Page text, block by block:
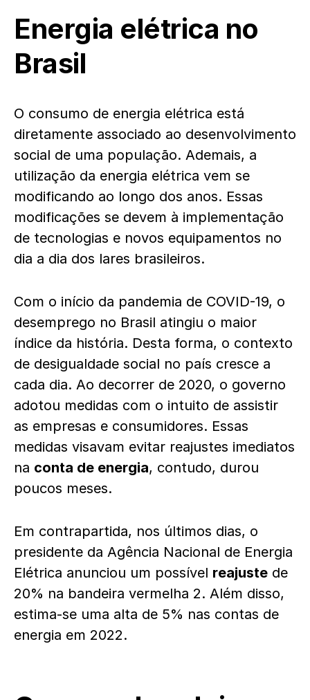
Energia elétrica no
Brasil
O consumo de energia elétrica está
diretamente associado ao desenvolvimento
social de uma população. Ademais, a
utilização da energia elétrica vem se
modificando ao longo dos anos. Essas
modificações se devem à implementação
de tecnologias e novos equipamentos no
dia a dia dos lares brasileiros.
Com o início da pandemia de COVID-19, o
desemprego no Brasil atingiu o maior
índice da história. Desta forma, o contexto
de desigualdade social no país cresce a
cada dia. Ao decorrer de 2020, o governo
adotou medidas com o intuito de assistir
as empresas e consumidores. Essas
medidas visavam evitar reajustes imediatos
na conta de energia, contudo, durou
poucos meses.
Em contrapartida, nos últimos dias, o
presidente da Agência Nacional de Energia
Elétrica anunciou um possível reajuste de
20% na bandeira vermelha 2. Além disso,
estima-se uma alta de 5% nas contas de
energia em 2022.